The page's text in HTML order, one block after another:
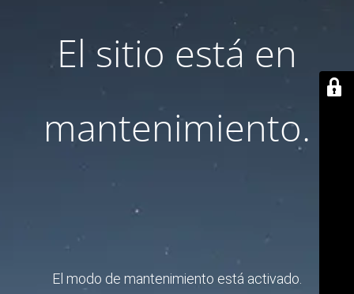
El sitio está en
mantenimiento.
El modo de mantenimiento está activado.